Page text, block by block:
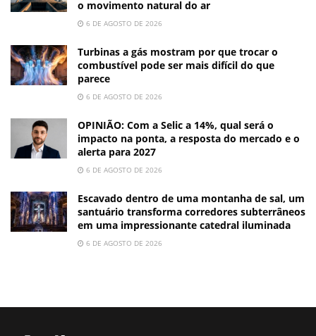
o movimento natural do ar
6 DE AGOSTO DE 2026
Turbinas a gás mostram por que trocar o
combustível pode ser mais difícil do que
parece
6 DE AGOSTO DE 2026
OPINIÃO: Com a Selic a 14%, qual será o
impacto na ponta, a resposta do mercado e o
alerta para 2027
6 DE AGOSTO DE 2026
Escavado dentro de uma montanha de sal, um
santuário transforma corredores subterrâneos
em uma impressionante catedral iluminada
6 DE AGOSTO DE 2026